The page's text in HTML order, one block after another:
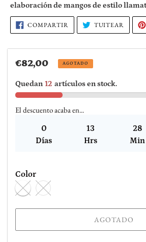
de
compra
elaboración de mangos de estilo
COMPARTIR COMPARTIR
EN
FACEBOOK
TUITEAR
Precio
€82,00 AGOTADO
Quedan 12 artículos en stock.
El descuento acaba en...
0
Días
13
Hrs
28
Min
Color
AGOTADO